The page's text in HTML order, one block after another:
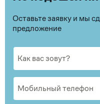
Оставьте заявку и мы
предложение